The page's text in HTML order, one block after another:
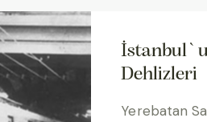
Dehlizleri
Yerebatan